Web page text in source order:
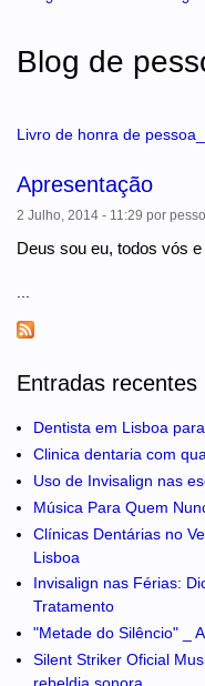
Blog de
Livro de honra de
Apresentação
2 Julho, 2014 - 11:29 por
Deus sou eu, todos vós
Entradas recentes
Dentista em Lisboa
Clinica dentaria com
Uso de Invisalign nas
Música Para Quem
Clínicas Dentárias no
Lisboa
Invisalign nas Férias:
Tratamento
"Metade do Silêncio" _
Silent Striker Oficial